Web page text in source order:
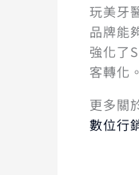
玩美牙
品牌能
強化了
客轉化。
更多關
數位行